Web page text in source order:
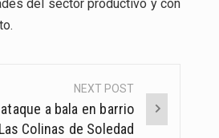
del sector productivo y con
NEXT POST
a bala en barrio
Las Colinas de Soledad